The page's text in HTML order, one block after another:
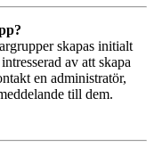
skapas initialt
av att skapa
en administratör,
till dem.